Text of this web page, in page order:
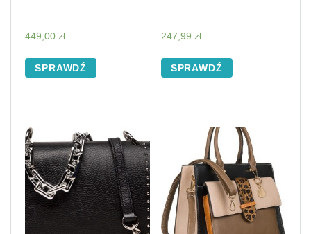
449,00 zł
SPRAWDŹ
247,99 zł
SPRAWDŹ